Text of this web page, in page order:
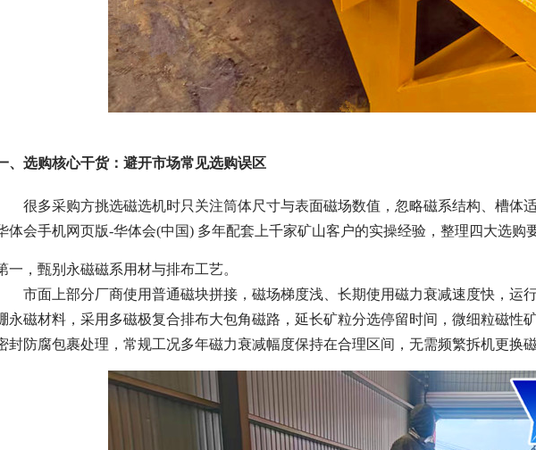
、选购核心干货：避开市场常见选购误区
很多采购方挑选磁选机时只关注筒体尺寸与表面磁场数值，忽略磁系结构、槽体
体会手机网页版-华体会(中国) 多年配套上千家矿山客户的实操经验，整理四大选购
一，甄别永磁磁系用材与排布工艺。
市面上部分厂商使用普通磁块拼接，磁场梯度浅、长期使用磁力衰减速度快，运
永磁材料，采用多磁极复合排布大包角磁路，延长矿粒分选停留时间，微细粒磁性
封防腐包裹处理，常规工况多年磁力衰减幅度保持在合理区间，无需频繁拆机更换